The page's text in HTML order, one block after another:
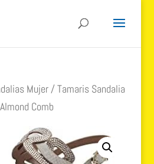
Mujer/ Tamaris Sandalia
Comb